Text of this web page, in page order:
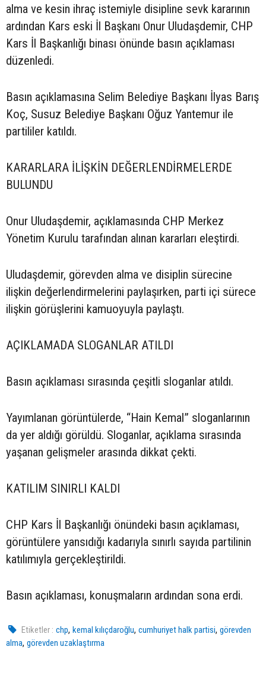
alma ve kesin ihraç istemiyle disipline sevk kararının
ardından Kars eski İl Başkanı Onur Uludaşdemir, CHP
Kars İl Başkanlığı binası önünde basın açıklaması
düzenledi.
Basın açıklamasına Selim Belediye Başkanı İlyas Barış
Koç, Susuz Belediye Başkanı Oğuz Yantemur ile
partililer katıldı.
KARARLARA İLİŞKİN DEĞERLENDİRMELERDE
BULUNDU
Onur Uludaşdemir, açıklamasında CHP Merkez
Yönetim Kurulu tarafından alınan kararları eleştirdi.
Uludaşdemir, görevden alma ve disiplin sürecine
ilişkin değerlendirmelerini paylaşırken, parti içi sürece
ilişkin görüşlerini kamuoyuyla paylaştı.
AÇIKLAMADA SLOGANLAR ATILDI
Basın açıklaması sırasında çeşitli sloganlar atıldı.
Yayımlanan görüntülerde, “Hain Kemal” sloganlarının
da yer aldığı görüldü. Sloganlar, açıklama sırasında
yaşanan gelişmeler arasında dikkat çekti.
KATILIM SINIRLI KALDI
CHP Kars İl Başkanlığı önündeki basın açıklaması,
görüntülere yansıdığı kadarıyla sınırlı sayıda partilinin
katılımıyla gerçekleştirildi.
Basın açıklaması, konuşmaların ardından sona erdi.
Etiketler : chp,kemal kılıçdaroğlu,cumhuriyet halk partisi,görevden
alma, görevden uzaklaştırma